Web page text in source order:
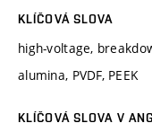
KLÍČOVÁ SLOVA
high-voltage,
alumina, PVDF, PEEK
KLÍČOVÁ SLOVA V